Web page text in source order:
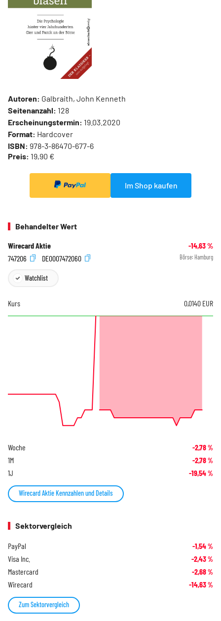
Autoren: Galbraith, John Kenneth
Seitenanzahl: 128
Erscheinungstermin: 19.03.2020
Format: Hardcover
ISBN: 978-3-86470-677-6
Preis: 19,90 €
Im Shop kaufen
Behandelter Wert
Wirecard Aktie -14,63%
747206
DE0007472060 Börse: Hamburg
Watchlist
Kurs 0,0140 EUR
Woche -2,78%
1M -2,78%
1J -19,54%
Wirecard Aktie Kennzahlen und Details
Sektorvergleich
PayPal -1,54%
Visa Inc. -2,43%
Mastercard -2,68%
Wirecard -14,63%
Zum Sektorvergleich